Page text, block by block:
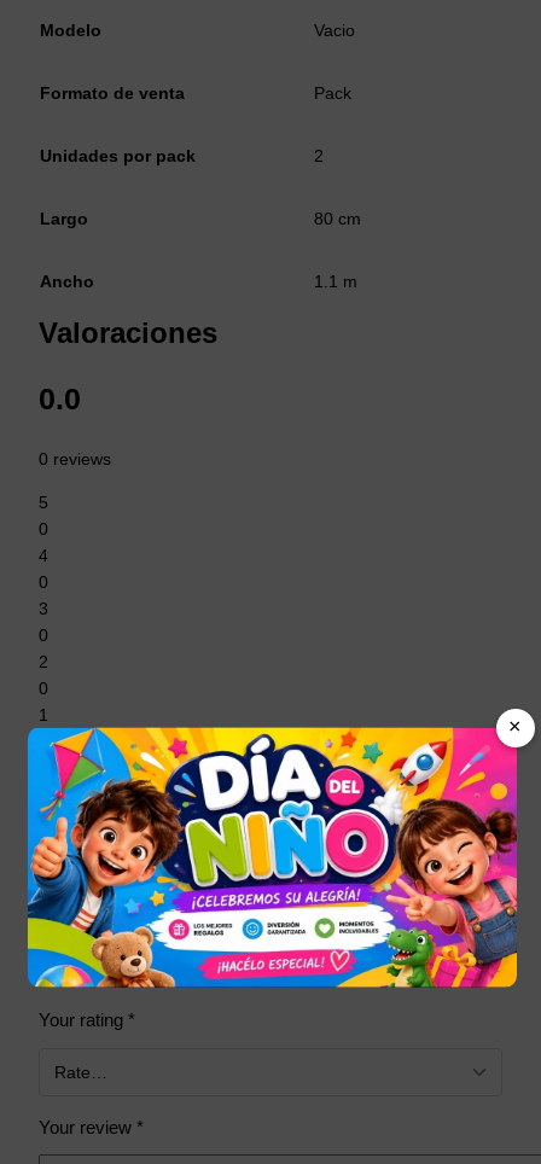
×
Modelo Vacio
Formato de venta Pack
Unidades por pack 2
Largo 80 cm
Ancho 1.1 m
Valoraciones
0.0
0 reviews
5
0
4
0
3
0
2
0
1
There are no reviews yet.
Be the first to review “Bolsa Al Vacío Para Guardar
Ropa Reducir Espacios X 2 Uds”
Tu dirección de correo electrónico no será publicada. Los
campos obligatorios están marcados con*
Your rating *
Your review *